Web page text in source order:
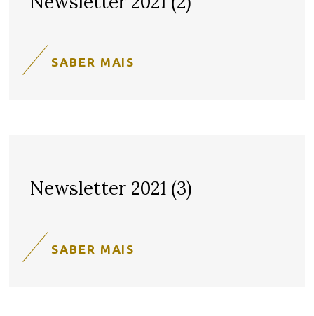
SABER MAIS
Newsletter 2021 (3)
SABER MAIS